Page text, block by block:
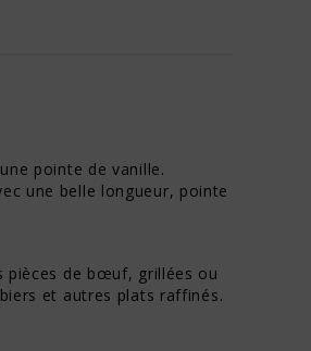
pointe de vanille.
une belle longueur, pointe
pièces de bœuf, grillées ou
et autres plats raffinés.